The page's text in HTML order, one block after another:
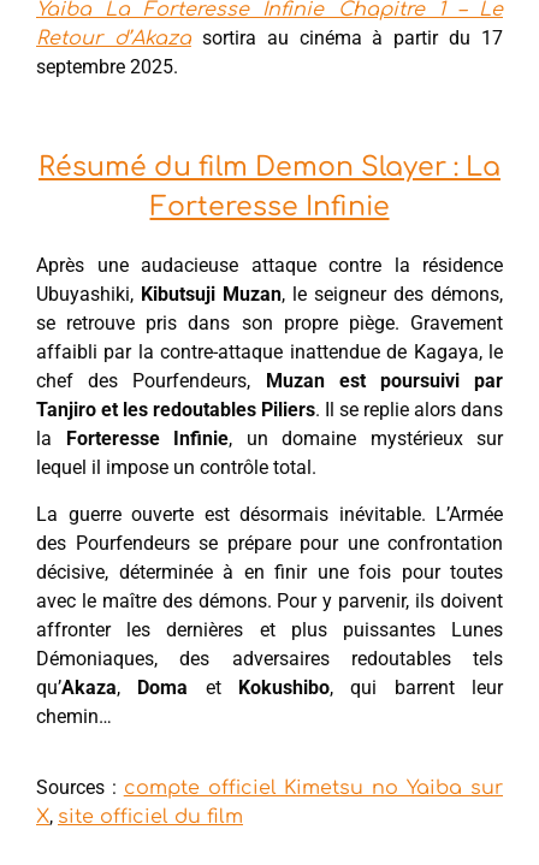
Yaiba La Forteresse Infinie Chapitre 1 – Le
Retour d’Akazasortira au cinéma à partir du 17
septembre 2025.
Résumé du film Demon Slayer : La
Forteresse Infinie
Après une audacieuse attaque contre la résidence
Ubuyashiki, Kibutsuji Muzan, le seigneur des démons,
se retrouve pris dans son propre piège. Gravement
affaibli par la contre-attaque inattendue de Kagaya, le
chef des Pourfendeurs, Muzan est poursuivi par
Tanjiro et les redoutables Piliers. Il se replie alors dans
la Forteresse Infinie, un domaine mystérieux sur
lequel il impose un contrôle total.
La guerre ouverte est désormais inévitable. L’Armée
des Pourfendeurs se prépare pour une confrontation
décisive, déterminée à en finir une fois pour toutes
avec le maître des démons. Pour y parvenir, ils doivent
affronter les dernières et plus puissantes Lunes
Démoniaques, des adversaires redoutables tels
qu’Akaza, Doma et Kokushibo, qui barrent leur
chemin…
Sources : compte officiel Kimetsu no Yaiba sur
X, site officiel du film